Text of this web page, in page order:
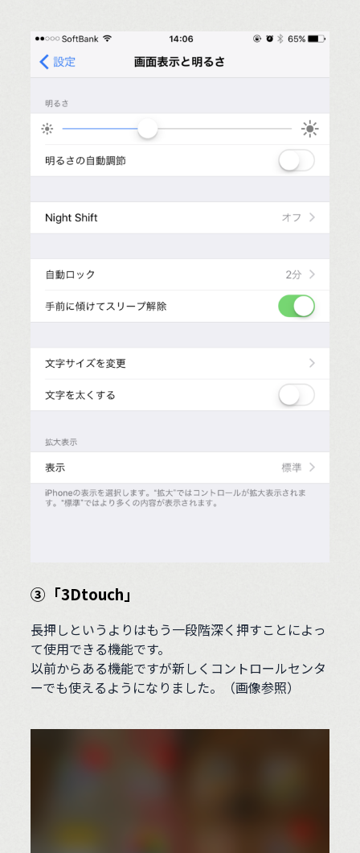
③「3Dtouch」
長押しというよりはもう一段階深く押すことによっ
て使用できる機能です。
以前からある機能ですが新しくコントロールセンタ
ーでも使えるようになりました。（画像参照）